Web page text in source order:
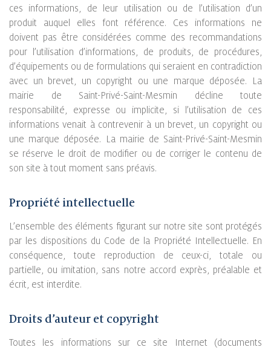
ces informations, de leur utilisation ou de l’utilisation d’un
produit auquel elles font référence. Ces informations ne
doivent pas être considérées comme des recommandations
pour l’utilisation d’informations, de produits, de procédures,
d’équipements ou de formulations qui seraient en contradiction
avec un brevet, un copyright ou une marque déposée. La
mairie de Saint-Privé-Saint-Mesmin décline toute
responsabilité, expresse ou implicite, si l’utilisation de ces
informations venait à contrevenir à un brevet, un copyright ou
une marque déposée. La mairie de Saint-Privé-Saint-Mesmin
se réserve le droit de modifier ou de corriger le contenu de
son site à tout moment sans préavis.
Propriété intellectuelle
L’ensemble des éléments figurant sur notre site sont protégés
par les dispositions du Code de la Propriété Intellectuelle. En
conséquence, toute reproduction de ceux-ci, totale ou
partielle, ou imitation, sans notre accord exprès, préalable et
écrit, est interdite.
Droits d’auteur et copyright
Toutes les informations sur ce site Internet (documents